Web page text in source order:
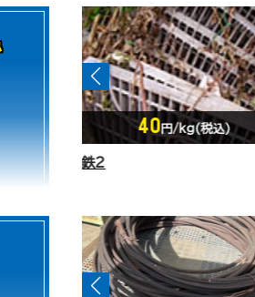
39円/kg(税込)
鉄3